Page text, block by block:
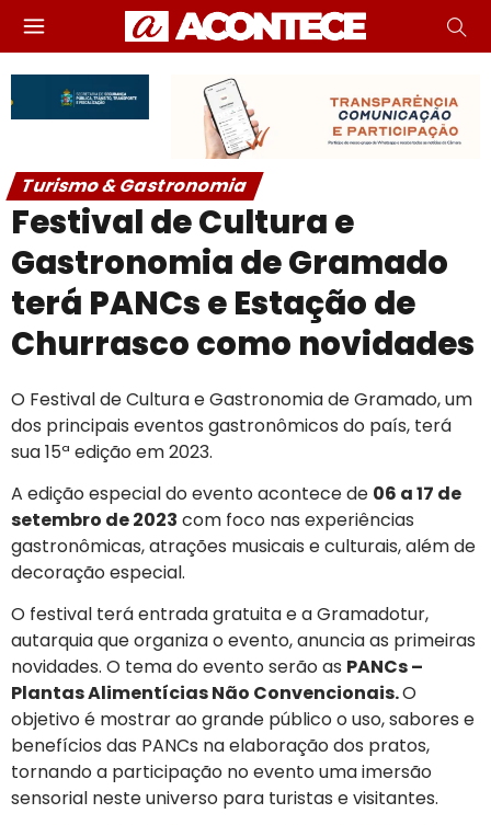
Turismo & Gastronomia
Festival de Cultura e
Gastronomia de Gramado
terá PANCs e Estação de
Churrasco como novidades
O Festival de Cultura e Gastronomia de Gramado, um
dos principais eventos gastronômicos do país, terá
sua 15ª edição em 2023.
A edição especial do evento acontece de 06 a 17 de
setembro de 2023 com foco nas experiências
gastronômicas, atrações musicais e culturais, além de
decoração especial.
O festival terá entrada gratuita e a Gramadotur,
autarquia que organiza o evento, anuncia as primeiras
novidades. O tema do evento serão as PANCs –
Plantas Alimentícias Não Convencionais.O
objetivo é mostrar ao grande público o uso, sabores e
benefícios das PANCs na elaboração dos pratos,
tornando a participação no evento uma imersão
sensorial neste universo para turistas e visitantes.